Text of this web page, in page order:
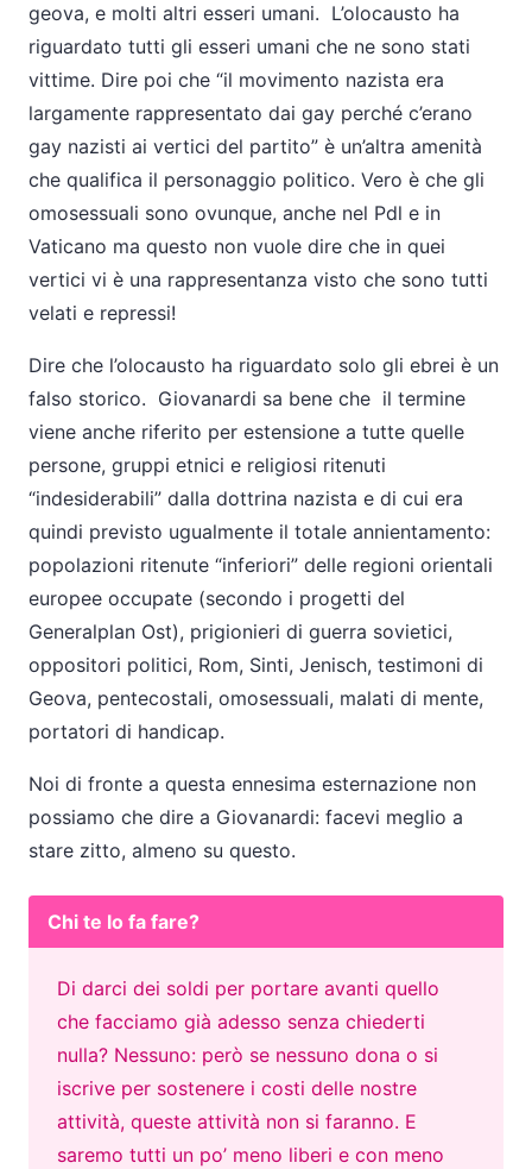
geova, e molti altri esseri umani. L’olocausto ha
riguardato tutti gli esseri umani che ne sono stati
vittime. Dire poi che “il movimento nazista era
largamente rappresentato dai gay perché c’erano
gay nazisti ai vertici del partito” è un’altra amenità
che qualifica il personaggio politico. Vero è che gli
omosessuali sono ovunque, anche nel Pdl e in
Vaticano ma questo non vuole dire che in quei
vertici vi è una rappresentanza visto che sono tutti
velati e repressi!
Dire che l’olocausto ha riguardato solo gli ebrei è un
falso storico. Giovanardi sa bene che il termine
viene anche riferito per estensione a tutte quelle
persone, gruppi etnici e religiosi ritenuti
“indesiderabili” dalla dottrina nazista e di cui era
quindi previsto ugualmente il totale annientamento:
popolazioni ritenute “inferiori” delle regioni orientali
europee occupate (secondo i progetti del
Generalplan Ost), prigionieri di guerra sovietici,
oppositori politici, Rom, Sinti, Jenisch, testimoni di
Geova, pentecostali, omosessuali, malati di mente,
portatori di handicap.
Noi di fronte a questa ennesima esternazione non
possiamo che dire a Giovanardi: facevi meglio a
stare zitto, almeno su questo.
Chi te lo fa fare?
Di darci dei soldi per portare avanti quello
che facciamo già adesso senza chiederti
nulla? Nessuno: però se nessuno dona o si
iscrive per sostenere i costi delle nostre
attività, queste attività non si faranno. E
saremo tutti un po’ meno liberi e con meno